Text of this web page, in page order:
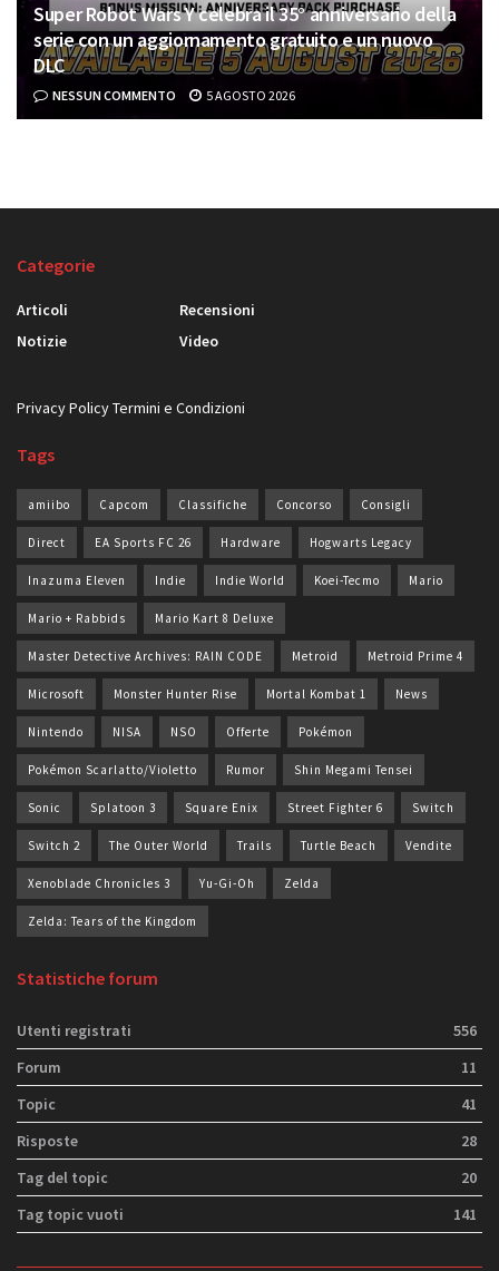
Super Robot Wars Y celebra il 35° anniversario della
serie con un aggiornamento gratuito e un nuovo
DLC
NESSUN COMMENTO 5 AGOSTO 2026
Categorie
Articoli
Notizie
Recensioni
Video
Privacy PolicyTermini e Condizioni
Tags
amiibo Capcom Classifiche Concorso Consigli
Direct EA Sports FC 26 Hardware Hogwarts Legacy
Inazuma Eleven Indie Indie World Koei-Tecmo Mario
Mario + Rabbids Mario Kart 8 Deluxe
Master Detective Archives: RAIN CODE Metroid Metroid Prime 4
Microsoft Monster Hunter Rise Mortal Kombat 1 News
Nintendo NISA NSO Offerte Pokémon
Pokémon Scarlatto/Violetto Rumor Shin Megami Tensei
Sonic Splatoon 3 Square Enix Street Fighter 6 Switch
Switch 2 The Outer World Trails Turtle Beach Vendite
Xenoblade Chronicles 3 Yu-Gi-Oh Zelda
Zelda: Tears of the Kingdom
Statistiche forum
Utenti registrati
556
Forum
11
Topic
41
Risposte
28
Tag del topic
20
Tag topic vuoti
141